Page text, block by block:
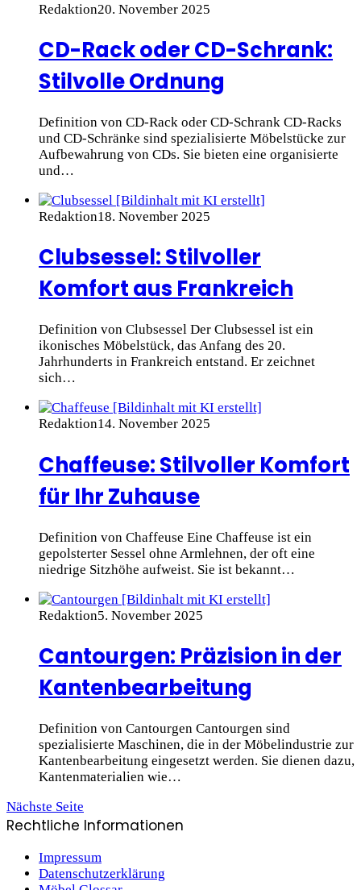
Redaktion20. November 2025
CD-Rack oder CD-Schrank:
Stilvolle Ordnung
Definition von CD-Rack oder CD-Schrank CD-Racks
und CD-Schränke sind spezialisierte Möbelstücke zur
Aufbewahrung von CDs. Sie bieten eine organisierte
und…
Redaktion18. November 2025
Clubsessel: Stilvoller
Komfort aus Frankreich
Definition von Clubsessel Der Clubsessel ist ein
ikonisches Möbelstück, das Anfang des 20.
Jahrhunderts in Frankreich entstand. Er zeichnet
sich…
Redaktion14. November 2025
Chaffeuse: Stilvoller Komfort
für Ihr Zuhause
Definition von Chaffeuse Eine Chaffeuse ist ein
gepolsterter Sessel ohne Armlehnen, der oft eine
niedrige Sitzhöhe aufweist. Sie ist bekannt…
Redaktion5. November 2025
Cantourgen: Präzision in der
Kantenbearbeitung
Definition von Cantourgen Cantourgen sind
spezialisierte Maschinen, die in der Möbelindustrie zur
Kantenbearbeitung eingesetzt werden. Sie dienen dazu,
Kantenmaterialien wie…
Nächste Seite
Rechtliche Informationen
Impressum
Datenschutzerklärung